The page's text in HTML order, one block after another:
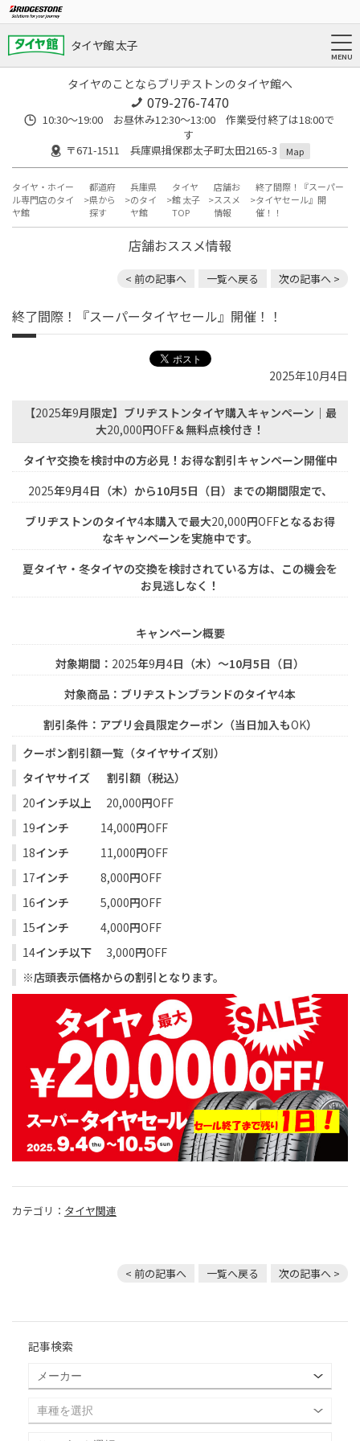
タイヤ館 太子
タイヤのことならブリヂストンのタイヤ館へ
079-276-7470
10:30～19:00 お昼休み12:30～13:00 作業受付終了は18:00で
す
〒671-1511 兵庫県揖保郡太子町太田2165-3
Map
タイヤ・ホイー
ル専門店のタイ
ヤ館
都道府
県から
探す
兵庫県
のタイ
ヤ館
タイヤ
館 太子
TOP
店舗お
ススメ
情報
終了間際！『スーパー
タイヤセール』開
催！！
店舗おススメ情報
< 前の記事へ 一覧へ戻る 次の記事へ >
終了間際！『スーパータイヤセール』開催！！
2025年10月4日
【2025年9月限定】ブリヂストンタイヤ購入キャンペーン｜最
大20,000円OFF＆無料点検付き！
タイヤ交換を検討中の方必見！お得な割引キャンペーン開催中
2025年9月4日（木）から10月5日（日）までの期間限定で、
ブリヂストンのタイヤ4本購入で最大20,000円OFFとなるお得
なキャンペーンを実施中です。
夏タイヤ・冬タイヤの交換を検討されている方は、この機会を
お見逃しなく！
キャンペーン概要
対象期間： 2025年9月4日（木）～10月5日（日）
対象商品：ブリヂストンブランドのタイヤ4本
割引条件：アプリ会員限定クーポン（当日加入もOK）
クーポン割引額一覧（タイヤサイズ別）
タイヤサイズ
割引額（税込）
20インチ以上 20,000円OFF
19インチ 14,000円OFF
18インチ 11,000円OFF
17インチ 8,000円OFF
16インチ 5,000円OFF
15インチ 4,000円OFF
14インチ以下 3,000円OFF
※店頭表示価格からの割引となります。
カテゴリ： タイヤ関連
< 前の記事へ 一覧へ戻る 次の記事へ >
記事検索